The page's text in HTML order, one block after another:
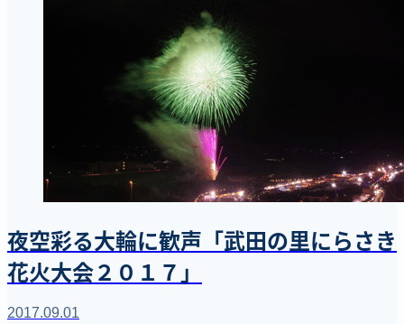
夜空彩る大輪に歓声「武田の里にらさき
花火大会２０１７」
2017.09.01